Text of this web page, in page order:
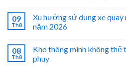
09
Th8
Xu hướng sử dụng xe
năm 2026
08
Th8
Kho thông minh không thể
phuy